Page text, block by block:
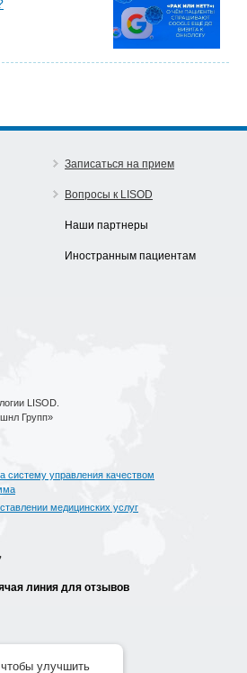
Записаться на прием
Вопросы к LISOD
Наши партнеры
Иностранным пациентам
LISOD.
Групп»
систему управления качеством
медицинских услуг
линия для отзывов
улучшить